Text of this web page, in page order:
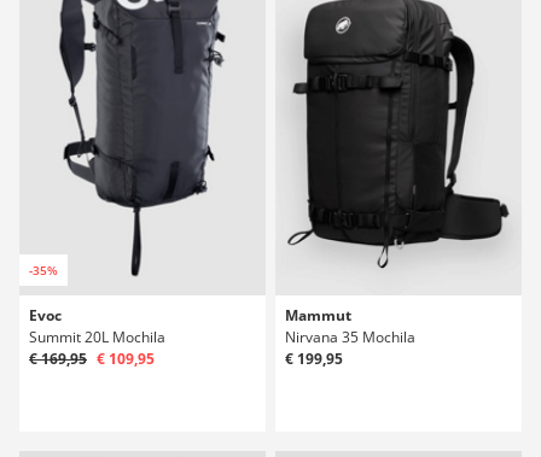
-35%
Evoc
Summit 20L Mochila
€ 169,95 € 109,95
Mammut
Nirvana 35 Mochila
€ 199,95